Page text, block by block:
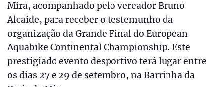
Mira, acompanhado pelo vereador Bruno
Alcaide, para receber o testemunho da
organização da Grande Final do European
Aquabike Continental Championship. Este
prestigiado evento desportivo terá lugar entre
os dias 27 e 29 de setembro, na Barrinha da